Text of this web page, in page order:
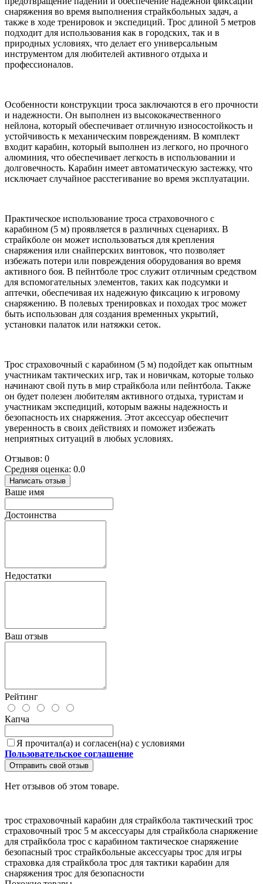
снаряжения во время выполнения страйкбольных задач, а
также в ходе тренировок и экспедиций. Трос длиной 5 метров
подходит для использования как в городских, так и в
природных условиях, что делает его универсальным
инструментом для любителей активного отдыха и
профессионалов.
Особенности конструкции троса заключаются в его прочности
и надежности. Он выполнен из высококачественного
нейлона, который обеспечивает отличную износостойкость и
устойчивость к механическим повреждениям. В комплект
входит карабин, который выполнен из легкого, но прочного
алюминия, что обеспечивает легкость в использовании и
долговечность. Карабин имеет автоматическую застежку, что
исключает случайное расстегивание во время эксплуатации.
Практическое использование троса страховочного с
карабином (5 м) проявляется в различных сценариях. В
страйкболе он может использоваться для крепления
снаряжения или снайперских винтовок, что позволяет
избежать потери или повреждения оборудования во время
активного боя. В пейнтболе трос служит отличным средством
для вспомогательных элементов, таких как подсумки и
аптечки, обеспечивая их надежную фиксацию к игровому
снаряжению. В полевых тренировках и походах трос может
быть использован для создания временных укрытий,
установки палаток или натяжки сеток.
Трос страховочный с карабином (5 м) подойдет как опытным
участникам тактических игр, так и новичкам, которые только
начинают свой путь в мир страйкбола или пейнтбола. Также
он будет полезен любителям активного отдыха, туристам и
участникам экспедиций, которым важны надежность и
безопасность их снаряжения. Этот аксессуар обеспечит
уверенность в своих действиях и поможет избежать
неприятных ситуаций в любых условиях.
Отзывов: 0
Средняя оценка: 0.0
Написать отзыв
Ваше имя
Достоинства
Недостатки
Ваш отзыв
Рейтинг
Капча
Я прочитал(а) и согласен(на) с условиями
Пользовательское соглашение
Отправить свой отзыв
Нет отзывов об этом товаре.
трос страховочный карабин для страйкбола тактический трос
страховочный трос 5 м аксессуары для страйкбола снаряжение
для страйкбола трос с карабином тактическое снаряжение
безопасный трос страйкбольные аксессуары трос для игры
страховка для страйкбола трос для тактики карабин для
снаряжения трос для безопасности